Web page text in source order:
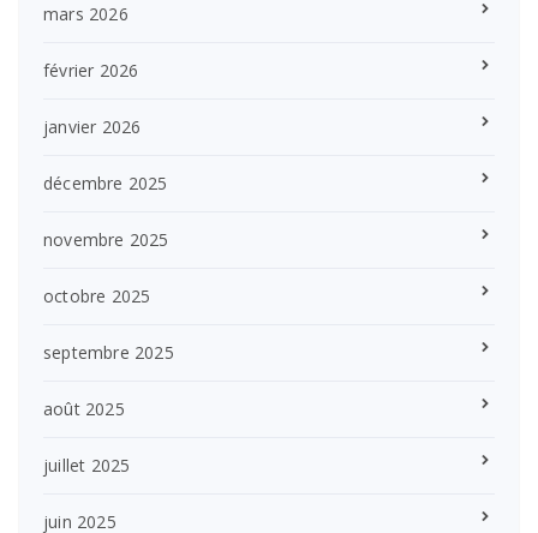
mars 2026
février 2026
janvier 2026
décembre 2025
novembre 2025
octobre 2025
septembre 2025
août 2025
juillet 2025
juin 2025